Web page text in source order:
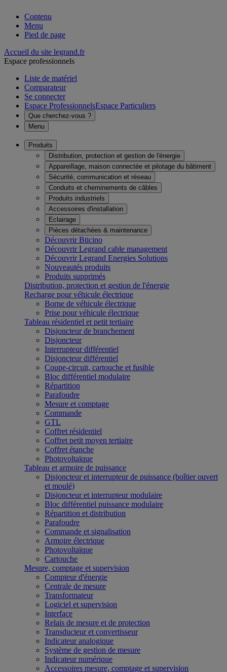
Contenu
Menu
Pied de page
Accueil du site legrand.fr
Espace professionnels
Liste de matériel
Comparateur
Se connecter
Espace ProfessionnelsEspace Particuliers
Que cherchez-vous ?
Menu
Produits
Distribution, protection et gestion de l'énergie
Appareillage, maison connectée et pilotage du bâtiment
Sécurité, communication et réseau
Conduits et cheminements de câbles
Produits industriels
Accessoires d'installation
Eclairage
Pièces détachées & maintenance
Découvrir Bticino
Découvrir Legrand cable management
Découvrir Legrand Energies Solutions
Nouveautés produits
Produits supprimés
Distribution, protection et gestion de l'énergie
Recharge pour véhicule électrique
Borne de véhicule électrique
Prise pour véhicule électrique
Tableau résidentiel et petit tertiaire
Disjoncteur de branchement
Disjoncteur
Interrupteur différentiel
Disjoncteur différentiel
Coupe-circuit, cartouche et fusible
Bloc différentiel modulaire
Répartition
Parafoudre
Mesure et comptage
Commande
GTL
Coffret résidentiel
Coffret petit moyen tertiaire
Coffret étanche
Photovoltaïque
Tableau et armoire de puissance
Disjoncteur et interrupteur de puissance (boîtier ouvert
et moulé)
Disjoncteur et interrupteur modulaire
Bloc différentiel puissance modulaire
Répartition et distribution
Parafoudre
Commande et signalisation
Armoire électrique
Photovoltaïque
Cartouche
Mesure, comptage et supervision
Compteur d'énergie
Centrale de mesure
Transformateur
Logiciel et supervision
Interface
Relais de mesure et de protection
Transducteur et convertisseur
Indicateur analogique
Système de gestion de mesure
Indicateur numérique
Accessoires mesure, comptage et supervision